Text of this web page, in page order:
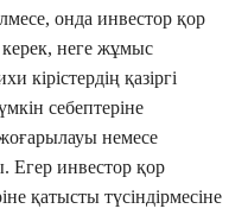
онда инвестор қор
неге жұмыс
кірістердің қазіргі
себептеріне
немесе
Егер инвестор қор
қатысты түсіндірмесіне